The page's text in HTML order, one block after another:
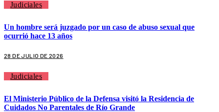
Judiciales
Un hombre será juzgado por un caso de abuso sexual que
ocurrió hace 13 años
28 DE JULIO DE 2026
Judiciales
El Ministerio Público de la Defensa visitó la Residencia de
Cuidados No Parentales de Río Grande